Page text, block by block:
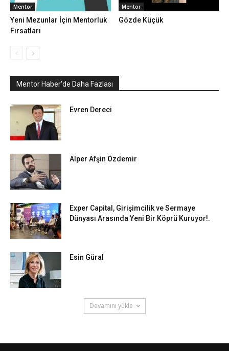
Mentor
Yeni Mezunlar İçin Mentorluk
Fırsatları
Mentor
Gözde Küçük
Mentor Haber'de Daha Fazlası
Evren Dereci
Alper Afşin Özdemir
Exper Capital, Girişimcilik ve Sermaye
Dünyası Arasında Yeni Bir Köprü Kuruyor!.
Esin Güral
Devamını yükle